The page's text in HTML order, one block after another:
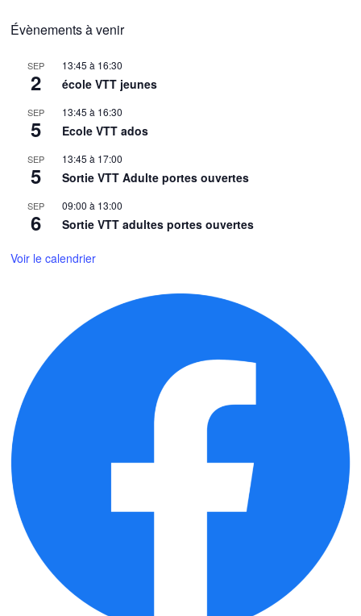
Évènements à venir
SEP
2
13:45 à 16:30
école VTT jeunes
SEP
5
13:45 à 16:30
Ecole VTT ados
SEP
5
13:45 à 17:00
Sortie VTT Adulte portes ouvertes
SEP
6
09:00 à 13:00
Sortie VTT adultes portes ouvertes
Voir le calendrier